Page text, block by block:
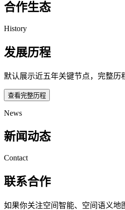
合作生态
History
发展历程
默认展示近五年关键节点，完整历
查看完整历程
News
新闻动态
Contact
联系合作
如果你关注空间智能、空间语义地